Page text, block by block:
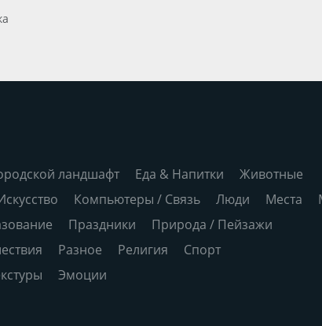
ландшафт Еда & Напитки
Животные
Компьютеры / Связь Люди Места
Праздники
Природа / Пейзажи
Разное Религия
Спорт
Эмоции